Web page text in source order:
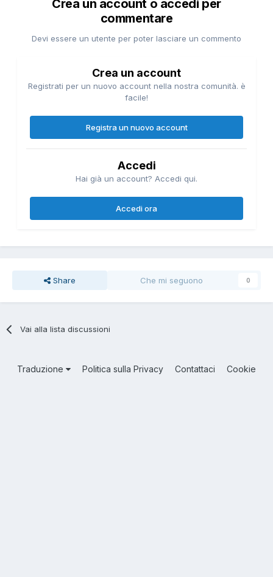
Crea un account o accedi per
commentare
Devi essere un utente per poter lasciare un commento
Crea un account
Registrati per un nuovo account nella nostra comunità. è
facile!
Registra un nuovo account
Accedi
Hai già un account? Accedi qui.
Accedi ora
Share Che mi seguono 0
Vai alla lista discussioni
Traduzione Politica sulla Privacy Contattaci Cookie